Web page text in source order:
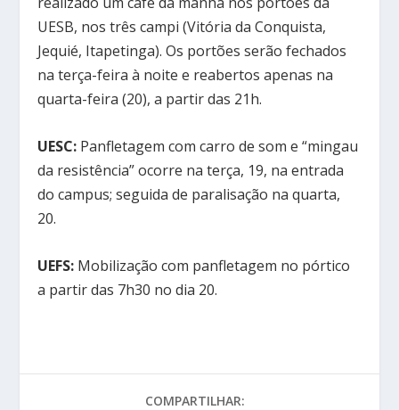
UESB, nos três campi (Vitória da Conquista,
Jequié, Itapetinga). Os portões serão fechados
na terça-feira à noite e reabertos apenas na
quarta-feira (20), a partir das 21h.
UESC: Panfletagem com carro de som e “mingau
da resistência” ocorre na terça, 19, na entrada
do campus; seguida de paralisação na quarta,
20.
UEFS: Mobilização com panfletagem no pórtico
a partir das 7h30 no dia 20.
COMPARTILHAR: